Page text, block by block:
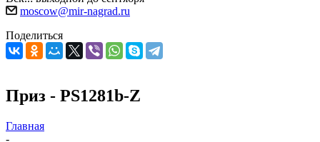
moscow@mir-nagrad.ru
Поделиться
Приз - PS1281b-Z
Главная
-